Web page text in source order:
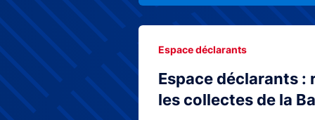
Espace déclarants
les collectes de la
Espace déclarants